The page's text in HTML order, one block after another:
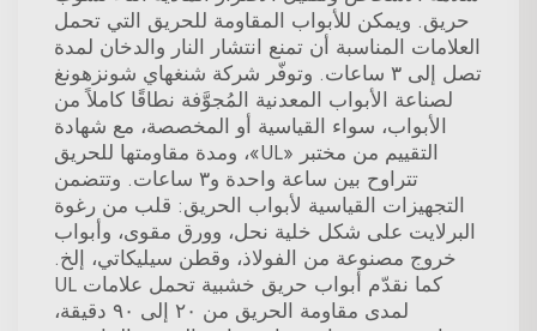
حريق. ويمكن للأبواب المقاومة للحريق التي تحمل
العلامات المناسبة أن تمنع انتشار النار والدخان لمدة
تصل إلى ٣ ساعات. وتوفّر شركة شنغهاي شونزهونغ
لصناعة الأبواب المعدنية المُجوَّفة نطاقًا كاملاً من
الأبواب، سواء القياسية أو المخصصة، مع شهادة
التقييم من مختبر «UL»، ومدة مقاومتها للحريق
تتراوح بين ساعة واحدة و٣ ساعات. وتتضمن
التجهيزات القياسية لأبواب الحريق: قلب من رغوة
البرلايت على شكل خلية نحل، وورق مقوى، وأبواب
خروج مصنوعة من الفولاذ، وقطن سيليكاتي، إلخ.
كما نقدّم أبواب حريق خشبية تحمل علامات UL
لمدى مقاومة الحريق من ٢٠ إلى ٩٠ دقيقة،